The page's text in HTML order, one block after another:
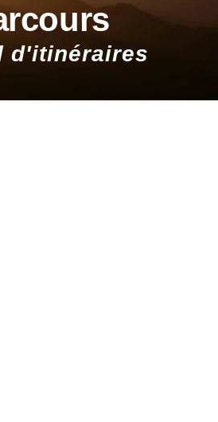
d'itinéraires